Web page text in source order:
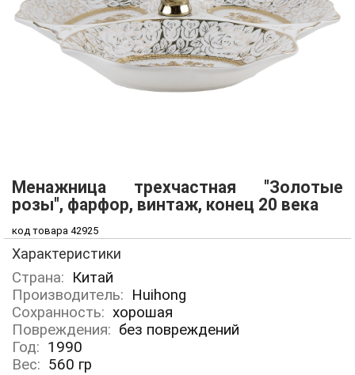
Менажница трехчастная "Золотые
розы", фарфор, винтаж, конец 20 века
код товара 42925
Характеристики
Страна: Китай
Производитель: Huihong
Сохранность: хорошая
Повреждения: без повреждений
Год: 1990
Вес: 560 гр